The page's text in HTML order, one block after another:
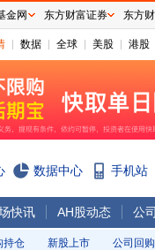
数据 全球 美股 港股
数据中心 手机站
快讯 AH股动态 公
持仓 新股上市 公司回购
金网 东方财富证券 东方